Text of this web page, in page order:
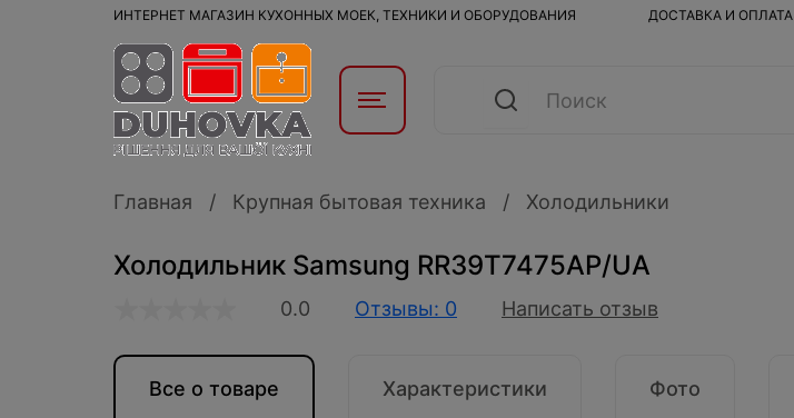
ИНТЕРНЕТ МАГАЗИН КУХОННЫХ МОЕК, ТЕХНИКИ И ОБОРУДОВАНИЯ ДОСТАВКА И ОПЛАТА
Главная Крупная бытовая техника Холодильники
Холодильник Samsung RR39T7475AP/UA
0.0 Отзывы: 0 Написать отзыв
Все о товаре Характеристики Фото